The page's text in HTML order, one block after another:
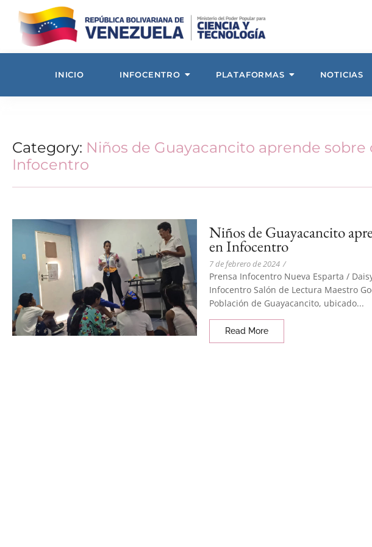
INICIO INFOCENTRO PLATAFORMAS NOTICIAS
Category: Niños de Guayacancito aprende sobre
Infocentro
Niños de Guayacancito
en Infocentro
7 de febrero de 2024 /
Prensa Infocentro Nueva Esparta /
Infocentro Salón de Lectura Maestro
Población de Guayacancito, ubicado...
Read More